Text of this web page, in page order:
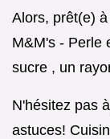
Alors, prêt(e)
M&M's - Perle
sucre , un
N'hésitez pas
astuces!